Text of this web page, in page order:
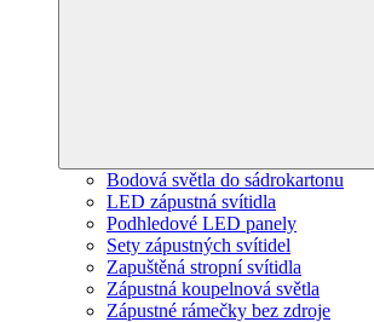
Bodová světla do sádrokartonu
LED zápustná svítidla
Podhledové LED panely
Sety zápustných svítidel
Zapuštěná stropní svítidla
Zápustná koupelnová světla
Zápustné rámečky bez zdroje